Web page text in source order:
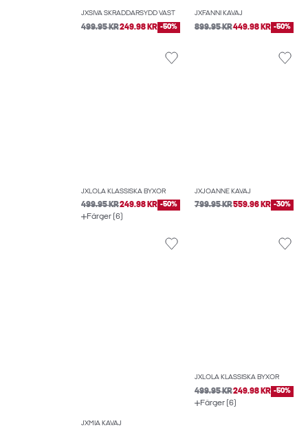
JXSIVA SKRÄDDARSYDD VÄST
499.95 KR249.98 KR -50%
JXFANNI KAVAJ
899.95 KR449.98 KR -50%
JXLOLA KLASSISKA BYXOR
499.95 KR249.98 KR -50%
Färger (6)
JXJOANNE KAVAJ
799.95 KR559.96 KR -30%
JXMIA KAVAJ
JXLOLA KLASSISKA BYXOR
499.95 KR249.98 KR -50%
Färger (6)